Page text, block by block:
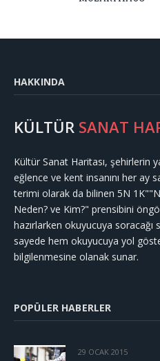
HAKKINDA
KÜLTÜR SANAT
Kültür Sanat Haritası, şehirlerin
eğlence ve kent insanını her ay
terimi olarak da bilinen 5N
Neden? ve Kim?" prensibini
hazırlarken okuyucuya soracağı
sayede hem okuyucuya yol
bilgilenmesine olanak sunar.
POPÜLER HABERLER
29 OCAK 2015